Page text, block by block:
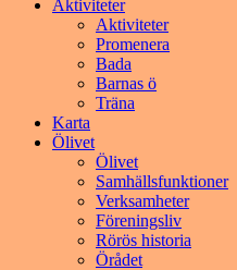
Aktiviteter
Aktiviteter
Promenera
Bada
Barnas ö
Träna
Karta
Ölivet
Ölivet
Samhällsfunktioner
Verksamheter
Föreningsliv
Rörös historia
Örådet